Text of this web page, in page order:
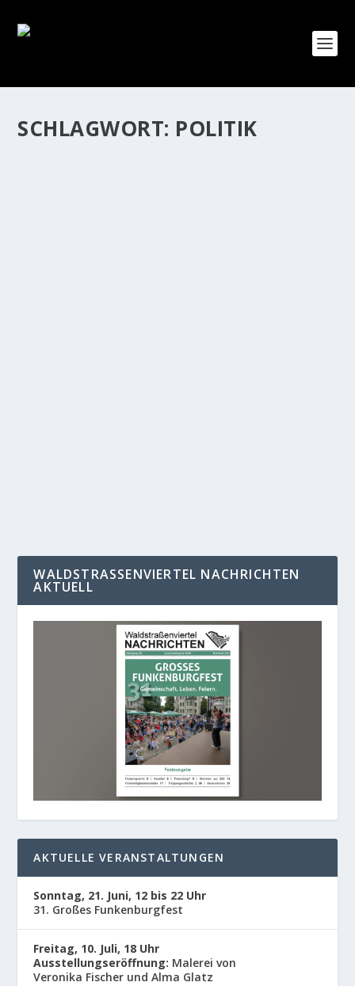
SCHLAGWORT: POLITIK
WALDSTRASSENVIERTEL NACHRICHTEN A
KTUELL
AKTUELLE VERANSTALTUNGEN
Sonntag, 21. Juni, 12 bis 22 Uhr
31. Großes Funkenburgfest
Freitag, 10. Juli, 18 Uhr
Ausstellungseröffnung: Malerei von
Veronika Fischer und Alma Glatz